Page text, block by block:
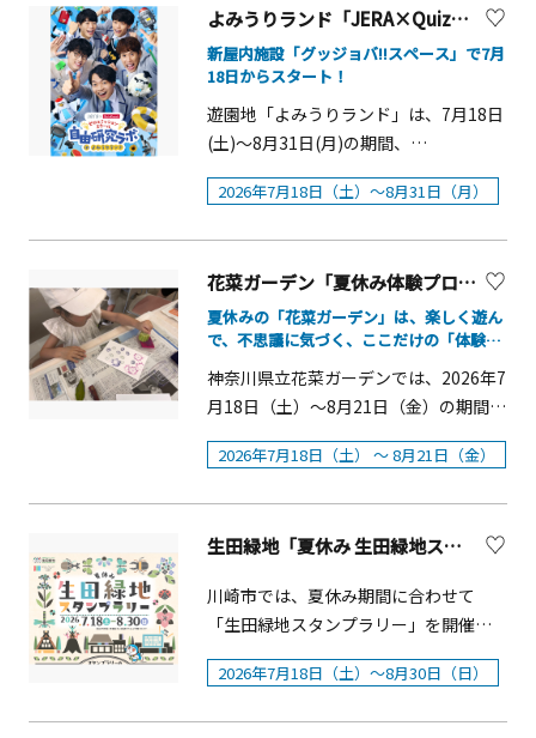
～9月18日（金） 9：00～17：00 9月19
日（土） 8：00～19：00 9月20日
（日）～9月22日（祝・火） 8：00～
月23日（祝・水） 8：00～17：00 9月
24日（木）～9月30日（水） 9：00～
17：00 ■入場料金えのすいまるごと大
売り入場券大人2,800円、高校生1,800
円、小・中学生1,300円、幼児（3歳以
のすいまるごと大解剖展 限定キラキラ
円、高校生2,500円、小・中学生2,000
円、幼児（3歳以上）1,600円 ▼購入は
こちら
https://www.asoview.com/channel/ti
cket/pSFT72axta/ticket0000052413/
&nbsp;
場。会場を巡りながらお気に入りのポ
ケモンを見つけ、みなとみらいならで
はの夏の思い出をつくりましょう。概
要■イベント名称：
「Pok&eacute;mon Sleep 3rd
ねがおリサーチpresented by
期間：2026年7月17日（金）～8月23日
（日）■開催場所：横浜ランドマーク
タワー(ランドマークプラザ)・MARK IS
みなとみらい■共催： 三菱地所株式会
に変更が生じる場合がございます。予
めご了承ください。
の「夏の研究ブック」の販売をはじ
め、東京大学大学院理学系研究科附属
臨海実験所（東京大学三崎臨海実験
所）とのコラボレーションイベント
「第6弾サイエンストーク～身近な海の
の開催や、自身の記憶だけを頼りにシ
ッチ」の実施など、楽しみながら生き
ものの魅力や生態、海の環境を学べ
る、夏休みの研究や思い出づくりにぴ
ったりな企画が盛りだくさんです。 さ
らに、水族館「ふれあいラグーン」で
ができるスペシャルプログラム「イル
づくりにぴったりな生きものたちとの
ふれあい体験プログラムもあります。
よみうりランド「JERA×QuizKnock『ゼロエミッションスクール 自由研究ラボ in よみうりランド』」
新屋内施設「グッジョバ!!スペース」で7月
18日からスタート！
遊園地「よみうりランド」は、7月18日
(土)～8月31日(月)の期間、
「JERA&times;QuizKnock『ゼロエミ
ッションスクール 自由研究ラボ in よみ
心となって活動する、エンターテイン
メントと知を融合させたメディア
「QuizKnock(クイズノック)」と、日本
最大の発電会社である株式会社 JERA
が共同で展開する「ゼロエミッション
す。「自由研究を遊ぶ」をテーマに、
体験エリア(有料)では、「クイズ＆研究
んだ知識を体験できる展示コーナーな
どを用意。すべてのクイズに挑戦した
方には、「ゼロエミッションスクール
入学証書」を授与します。また、開放
エリア(無料)では、同スクールの動画で
2026年7月18日（土）～8月31日（月）
花菜ガーデン「夏休み体験プログラム」【平塚市】
夏休みの「花菜ガーデン」は、楽しく遊ん
で、不思議に気づく、ここだけの「体験プ
神奈川県立花菜ガーデンでは、2026年7
月18日（土）～8月21日（金）の期間、
「夏休み体験プログラム」を実施しま
す。夏休みの「花菜ガーデン」は、楽
保護者の方も楽しめる内容ですので、
をつくりましょう。各プログラムの詳
細・申込はこちら※「抽選あり」のプ
ログラムの募集期間：7月1日(水)～15
日(水)クイズラリー ガーデンからの挑
戦状！園内に設置されたクイズに挑戦
2026年7月18日（土） ～ 8月21日（金）
生田緑地「夏休み 生田緑地スタンプラリー」【川崎市】
川崎市では、夏休み期間に合わせて
「生田緑地スタンプラリー」を開催し
ます。 生田緑地内にある岡本太郎美術
館、日本民家園、かわさき宙（そら）
2026年7月18日（土）～8月30日（日）